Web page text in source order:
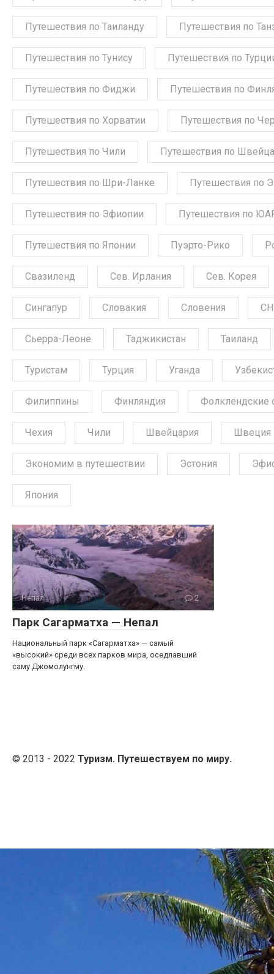
Путешествия по Таиланду Путешествия по
Путешествия по Тунису Путешествия по
Путешествия по Фиджи Путешествия по
Путешествия по Хорватии Путешествия по
Путешествия по Чили Путешествия по
Путешествия по Шри-Ланке Путешествия по
Путешествия по Эфиопии Путешествия по
Путешествия по Японии Пуэрто-Рико
Свазиленд Сев. Ирлания Сев. Корея
Сингапур Словакия Словения
Сьерра-Леоне Таджикистан Таиланд
Туристам Турция Уганда
Филиппины Финляндия Фолклендские
Чехия Чили Швейцария Швеция
Экономим в путешествии Эстония
Япония
Непал 2
Парк Сагарматха — Непал
Национальный парк «Сагарматха» — самый
«высокий» среди всех парков мира, оседлавший
саму Джомолунгму.
© 2013 - 2022 Туризм. Путешествуем по миру.